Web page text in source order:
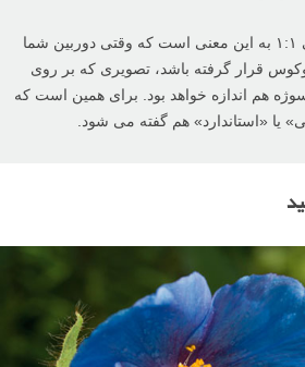
نسبت بازتولید یا بزرگنمایی ۱:۱ به این معنی است که وقتی دوربین شما
قرار گرفته باشد، تصویری که بر روی
هم اندازه خواهد بود. برای همین است که